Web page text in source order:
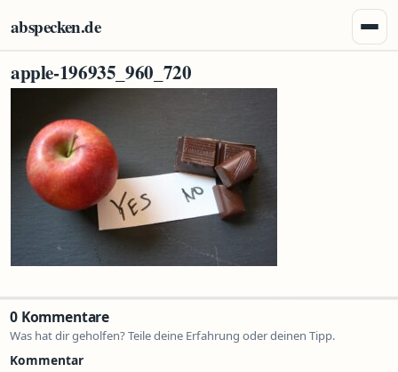
abspecken.de
apple-196935_960_720
0 Kommentare
Was hat dir geholfen? Teile deine Erfahrung oder deinen Tipp.
Kommentar